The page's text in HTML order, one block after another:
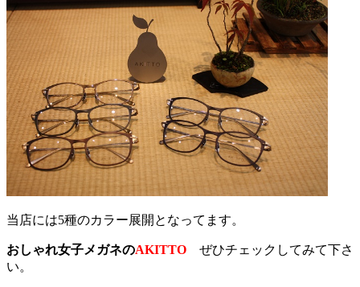
当店には5種のカラー展開となってます。
おしゃれ女子メガネのAKITTO
ぜひチェックしてみて下さ
い。